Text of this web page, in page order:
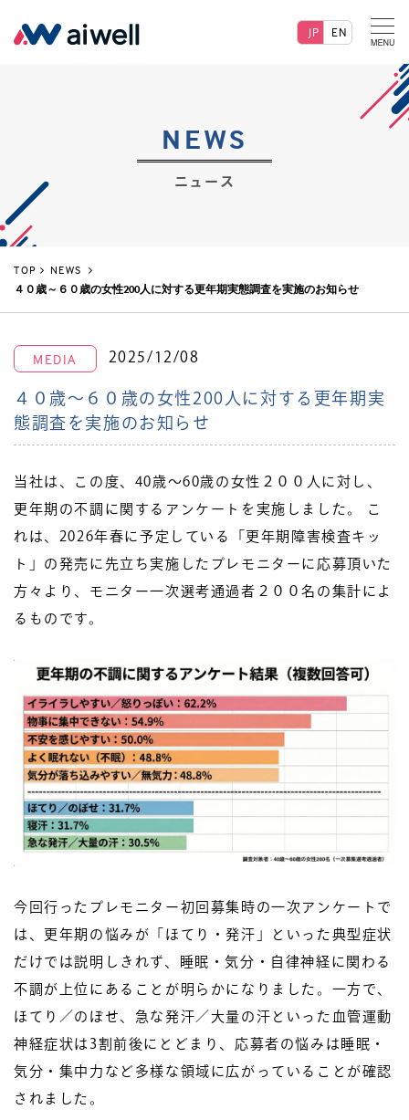
JP EN
NEWS
ニュース
TOP
NEWS
４０歳～６０歳の女性200人に対する更年期実態調査を実施のお知らせ
MEDIA 2025/12/08
４０歳～６０歳の女性200人に対する更年期実
態調査を実施のお知らせ
当社は、この度、40歳〜60歳の女性２００人に対し、
更年期の不調に関するアンケートを実施しました。 こ
れは、2026年春に予定している「更年期障害検査キッ
ト」の発売に先立ち実施したプレモニターに応募頂いた
方々より、モニター一次選考通過者２００名の集計によ
るものです。
今回行ったプレモニター初回募集時の一次アンケートで
は、更年期の悩みが「ほてり・発汗」といった典型症状
だけでは説明しきれず、睡眠・気分・自律神経に関わる
不調が上位にあることが明らかになりました。一方で、
ほてり／のぼせ、急な発汗／大量の汗といった血管運動
神経症状は3割前後にとどまり、応募者の悩みは睡眠・
気分・集中力など多様な領域に広がっていることが確認
されました。